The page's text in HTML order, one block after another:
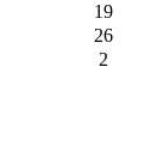
19
26
2